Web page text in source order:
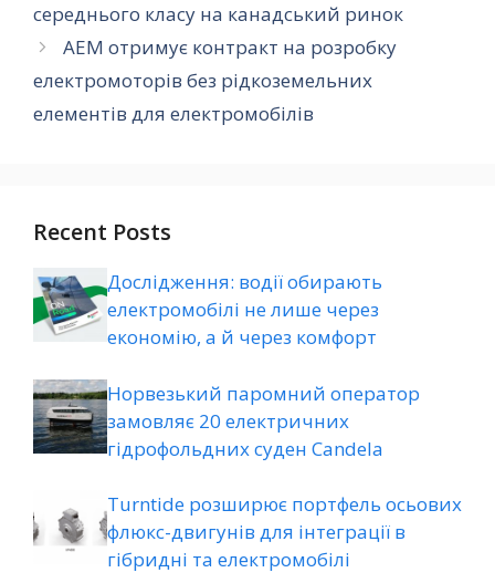
середнього класу на канадський ринок
AEM отримує контракт на розробку
електромоторів без рідкоземельних
елементів для електромобілів
Recent Posts
Дослідження: водії обирають
електромобілі не лише через
економію, а й через комфорт
Норвезький паромний оператор
замовляє 20 електричних
гідрофольдних суден Candela
Turntide розширює портфель осьових
флюкс-двигунів для інтеграції в
гібридні та електромобілі